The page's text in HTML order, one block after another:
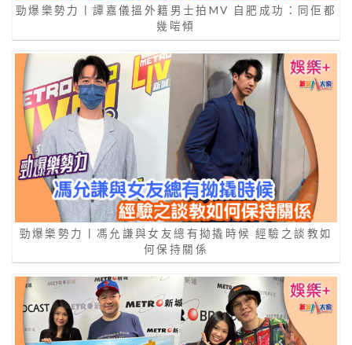
勁爆樂勢力丨譚嘉儀搵外籍男士拍MV 自肥成功：同佢都
幾啱傾
勁爆樂勢力丨馮允謙與女友總有拗撬時候 經驗之談教如
何保持關係